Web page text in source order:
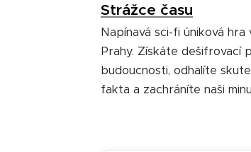
Strážce času
Napínavá sci-fi úniková hra
Prahy. Získáte dešifrovací
budoucnosti, odhalíte
fakta a zachráníte naši